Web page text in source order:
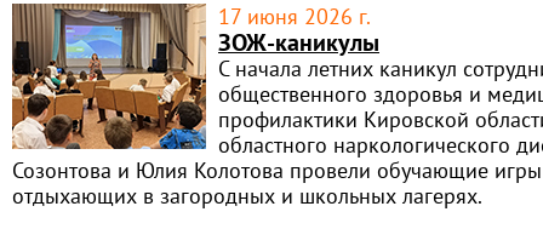
17 июня 2026 г.
ЗОЖ-каникулы
С начала летних каникул
общественного здоровья и
профилактики Кировской
областного наркологического
Созонтова и Юлия Колотова провели обучающие
отдыхающих в загородных и школьных лагерях.